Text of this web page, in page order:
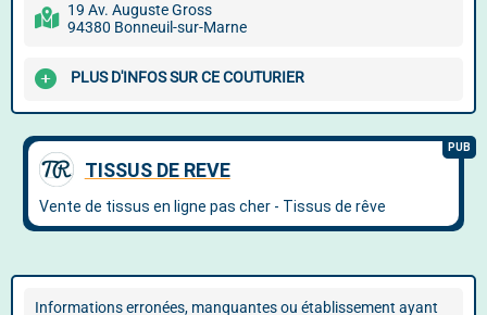
19 Av. Auguste Gross
94380 Bonneuil-sur-Marne
PLUS D'INFOS SUR CE COUTURIER
Informations erronées, manquantes ou établissement ayant